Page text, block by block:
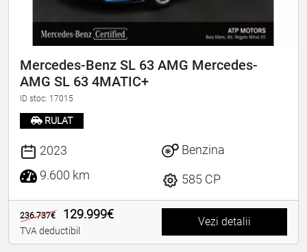
Mercedes-Benz SL 63 AMG Mercedes-
AMG SL 63 4MATIC+
ID stoc: 17015
RULAT
2023
9.600 km
Benzina
585 CP
236.737€ 129.999€
TVA deductibil
Vezi detalii